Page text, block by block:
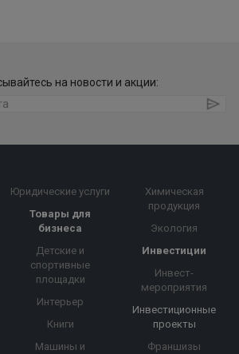
на новости и акции:
Юридические услуги
Товары для
бизнеса
Детские и
спортивные
площадки
Интерьер
Книги
Машины и
Химическая
продукция
Экология
Инвестиции
Инвест-
мероприятия
Инвестиционные
проекты
Франшизы